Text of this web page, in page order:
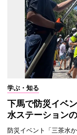
学ぶ・知る
下馬で防災イベ
水ステーション
防災イベント「三茶水